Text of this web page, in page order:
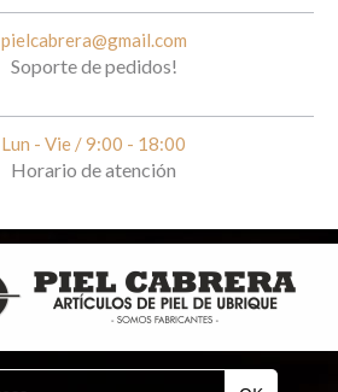
pielcabrera@gmail.com
Soporte de pedidos!
Lun - Vie / 9:00 - 18:00
Horario de atención